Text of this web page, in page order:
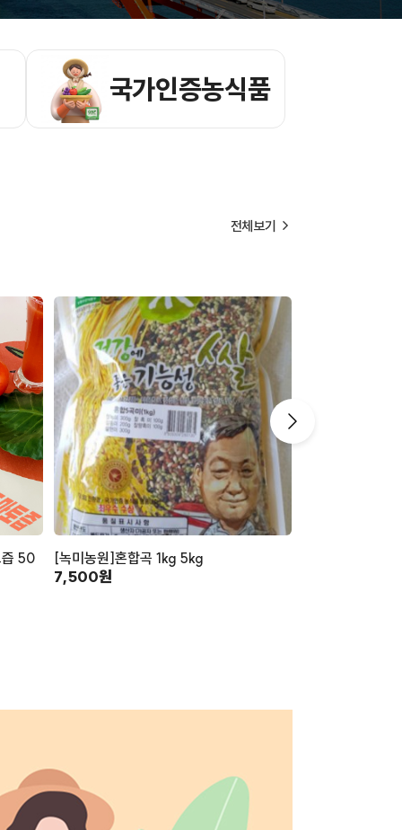
국가인증농식품
전체보기
즙 50 [녹미농원]혼합곡 1kg 5kg
7,500원